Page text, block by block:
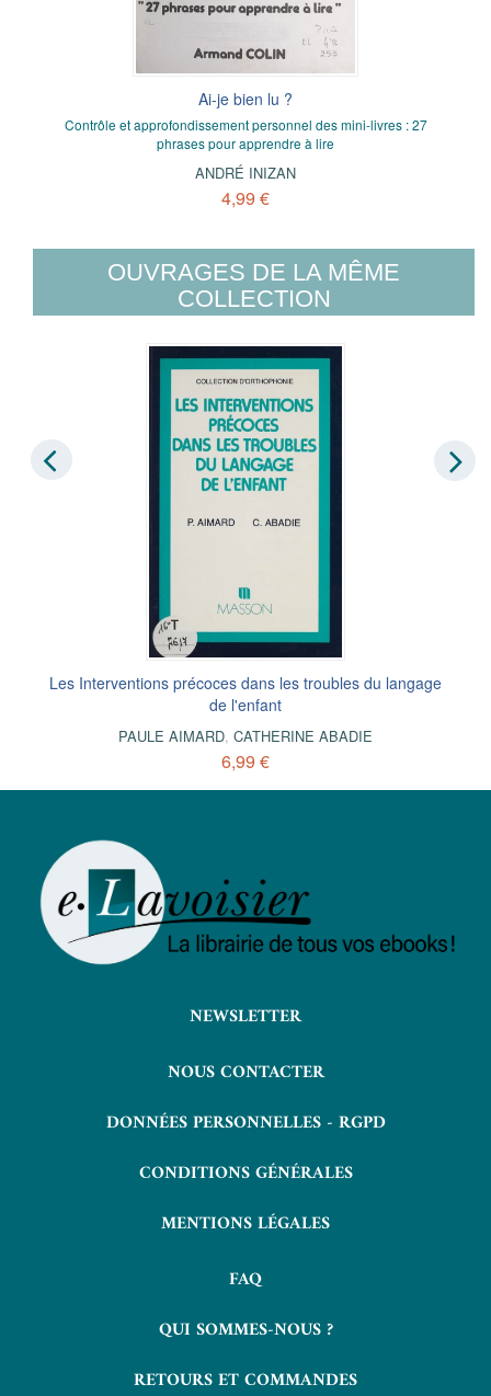
Ai-je bien lu ?
Contrôle et approfondissement personnel des mini-livres : 27
phrases pour apprendre à lire
ANDRÉ INIZAN
4,99 €
OUVRAGES DE LA MÊME
COLLECTION
Les Interventions précoces dans les troubles du langage
de l'enfant
PAULE AIMARD, CATHERINE ABADIE
6,99 €
NEWSLETTER
NOUS CONTACTER
DONNÉES PERSONNELLES - RGPD
CONDITIONS GÉNÉRALES
MENTIONS LÉGALES
FAQ
QUI SOMMES-NOUS ?
RETOURS ET COMMANDES